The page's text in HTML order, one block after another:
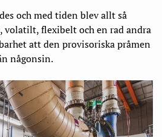
och med tiden blev allt så
flexibelt och en rad andra
att den provisoriska pråmen
någonsin.